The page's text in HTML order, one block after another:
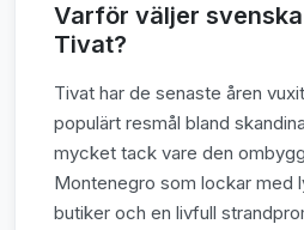
Varför väljer
Tivat?
Tivat har de senaste åren
populärt resmål bland
mycket tack vare den
Montenegro som lockar med
butiker och en livfull